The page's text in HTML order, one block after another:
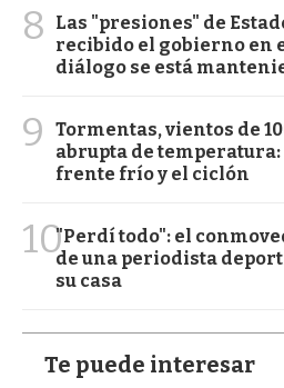
8
Las "presiones" de
recibido el gobierno en
diálogo se está
9
Tormentas, vientos de
abrupta de
frente frío y el ciclón
10"Perdí todo": el
de una periodista
su casa
Te puede interesar